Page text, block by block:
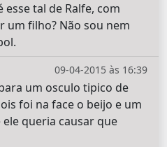
tal de Ralfe, com
um filho? Não sou nem
09-04-2015 às 16:39
um osculo tipico de
foi na face o beijo e um
queria causar que